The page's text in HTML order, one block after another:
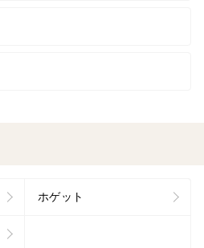
ホゲット